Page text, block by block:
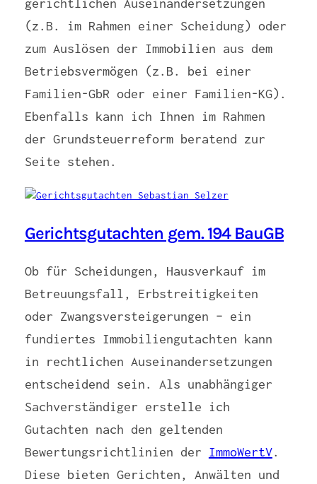
gerichtlichen Auseinandersetzungen
(z.B. im Rahmen einer Scheidung) oder
zum Auslösen der Immobilien aus dem
Betriebsvermögen (z.B. bei einer
Familien-GbR oder einer Familien-KG).
Ebenfalls kann ich Ihnen im Rahmen
der Grundsteuerreform beratend zur
Seite stehen.
Gerichtsgutachten gem. 194 BauGB
Ob für Scheidungen, Hausverkauf im
Betreuungsfall, Erbstreitigkeiten
oder Zwangsversteigerungen – ein
fundiertes Immobiliengutachten kann
in rechtlichen Auseinandersetzungen
entscheidend sein. Als unabhängiger
Sachverständiger erstelle ich
Gutachten nach den geltenden
Bewertungsrichtlinien der ImmoWertV.
Diese bieten Gerichten, Anwälten und